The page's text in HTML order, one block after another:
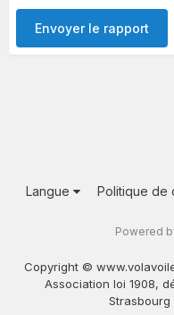
Envoyer le rapport
Langue Politique de
Powered
Copyright ©
Association loi 1908,
Strasbourg